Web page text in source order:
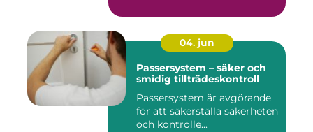
04. jun
Passersystem – säker och
smidig tillträdeskontroll
Passersystem är avgörande
för att säkerställa säkerheten
och kontrolle...